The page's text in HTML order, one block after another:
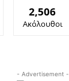
2,506
Ακόλουθοι
- Advertisement -